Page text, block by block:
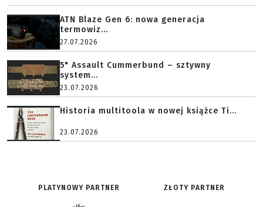
ATN Blaze Gen 6: nowa generacja
termowiz...
27.07.2026
5" Assault Cummerbund – sztywny
system...
23.07.2026
Historia multitoola w nowej książce Ti...
23.07.2026
PLATYNOWY PARTNER ZŁOTY PARTNER